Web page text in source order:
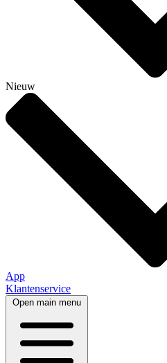
Nieuw
App
Klantenservice
Open main menu